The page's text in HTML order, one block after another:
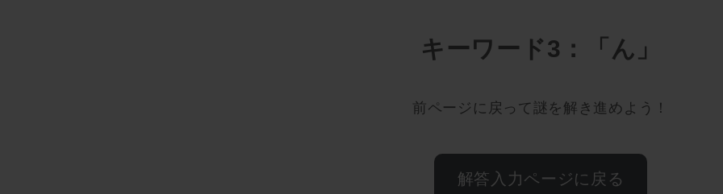
キーワード3：「ん」
前ページに戻って謎を解き進めよう！
解答入力ページに戻る